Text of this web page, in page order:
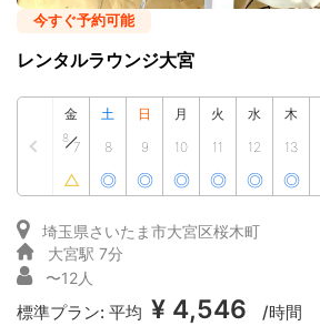
今すぐ予約可能
レンタルラウンジ大宮
金
8
7
△
土
8
◎
日
9
◎
月
10
◎
火
11
◎
水
12
◎
木
13
◎
埼玉県さいたま市大宮区桜木町
大宮駅 7分
〜12人
標準プラン: 平均 ¥ 4,546 /時間